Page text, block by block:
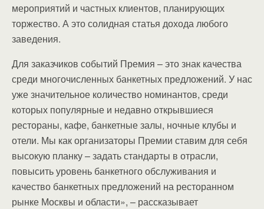
мероприятий и частных клиентов, планирующих
торжество. А это солидная статья дохода любого
заведения.
Для заказчиков событий Премия – это знак качества
среди многочисленных банкетных предложений. У нас
уже значительное количество номинантов, среди
которых популярные и недавно открывшиеся
рестораны, кафе, банкетные залы, ночные клубы и
отели. Мы как организаторы Премии ставим для себя
высокую планку – задать стандарты в отрасли,
повысить уровень банкетного обслуживания и
качество банкетных предложений на ресторанном
рынке Москвы и области», – рассказывает